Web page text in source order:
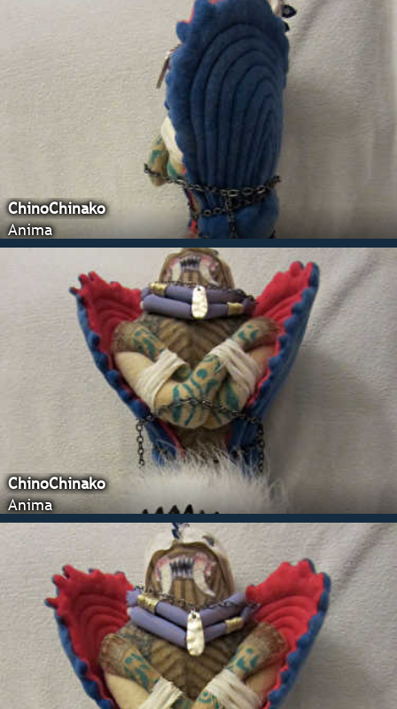
ChinoChinako
Anima
ChinoChinako
Anima